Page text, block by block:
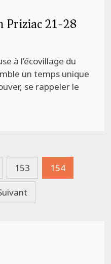
Priziac 21-28
à l’écovillage du
un temps unique
se rappeler le
153 154